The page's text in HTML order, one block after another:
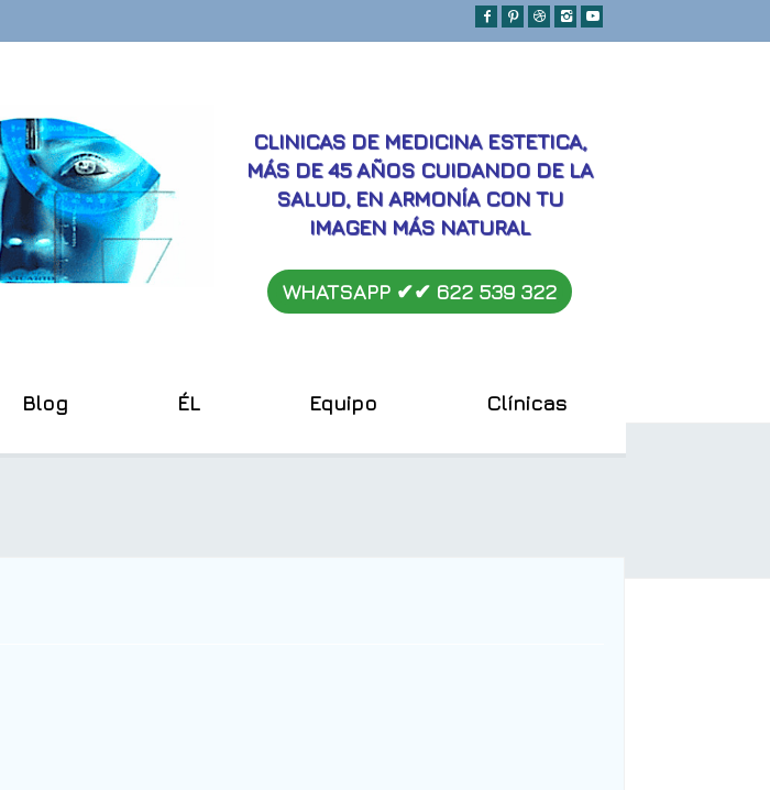
CLINICAS DE MEDICINA ESTETICA,
MÁS DE 45 AÑOS CUIDANDO DE LA
SALUD, EN ARMONÍA CON TU
IMAGEN MÁS NATURAL
WHATSAPP ✔︎✔︎ 622 539 322
Blog ÉL Equipo Clínicas